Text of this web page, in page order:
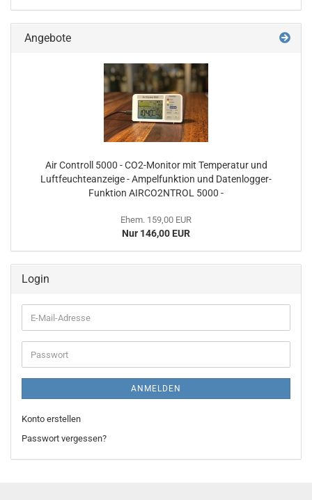
Angebote
Air Controll 5000 - CO2-Monitor mit Temperatur und
Luftfeuchteanzeige - Ampelfunktion und Datenlogger-
Funktion AIRCO2NTROL 5000 -
Ehem. 159,00 EUR
Nur 146,00 EUR
Login
E-
Mail-
Adresse
Passwort
ANMELDEN
Konto erstellen
Passwort vergessen?